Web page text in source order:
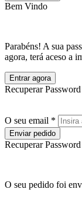
Bem Vindo
Parabéns! A sua
agora, terá aceso a
Entrar agora
Recuperar Password
O seu email *
Enviar pedido
Recuperar Password
O seu pedido foi